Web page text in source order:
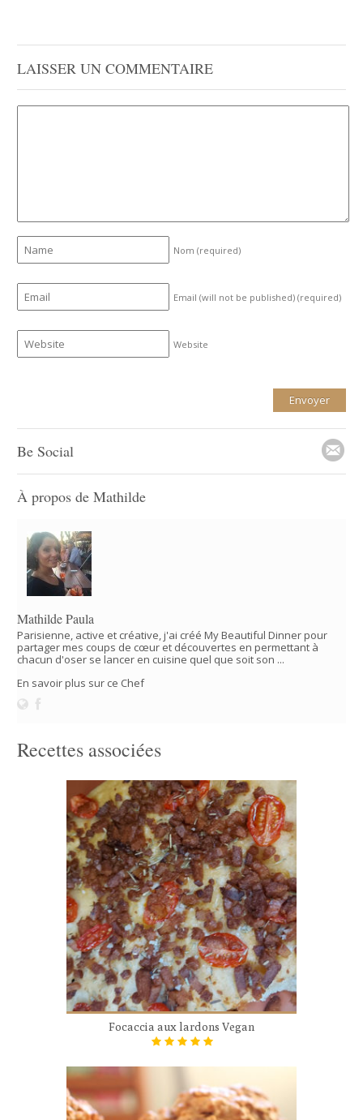
LAISSER UN COMMENTAIRE
Nom(required)
Email (will not be published)(required)
Website
Be Social
À propos de Mathilde
Mathilde Paula
Parisienne, active et créative, j'ai créé My Beautiful Dinner pour
partager mes coups de cœur et découvertes en permettant à
chacun d'oser se lancer en cuisine quel que soit son ...
En savoir plus sur ce Chef
Recettes associées
Focaccia aux lardons Vegan